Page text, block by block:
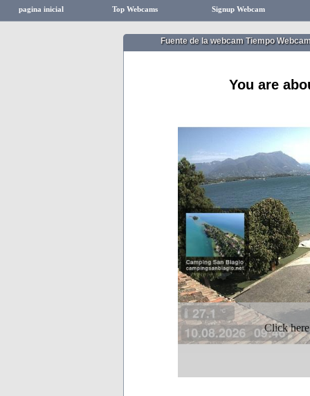
pagina inicial Top Webcams Signup Webcam
Fuente de la webcam Tiempo
You are
Click